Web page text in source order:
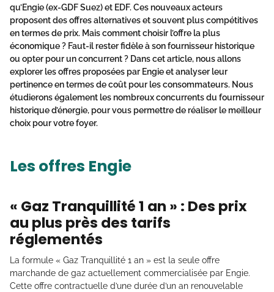
qu’Engie (ex-GDF Suez) et EDF. Ces nouveaux acteurs
proposent des offres alternatives et souvent plus compétitives
en termes de prix. Mais comment choisir l’offre la plus
économique ? Faut-il rester fidèle à son fournisseur historique
ou opter pour un concurrent ? Dans cet article, nous allons
explorer les offres proposées par Engie et analyser leur
pertinence en termes de coût pour les consommateurs. Nous
étudierons également les nombreux concurrents du fournisseur
historique d’énergie, pour vous permettre de réaliser le meilleur
choix pour votre foyer.
Les offres Engie
« Gaz Tranquillité 1 an » : Des prix
au plus près des tarifs
réglementés
La formule « Gaz Tranquillité 1 an » est la seule offre
marchande de gaz actuellement commercialisée par Engie.
Cette offre contractuelle d’une durée d’un an renouvelable